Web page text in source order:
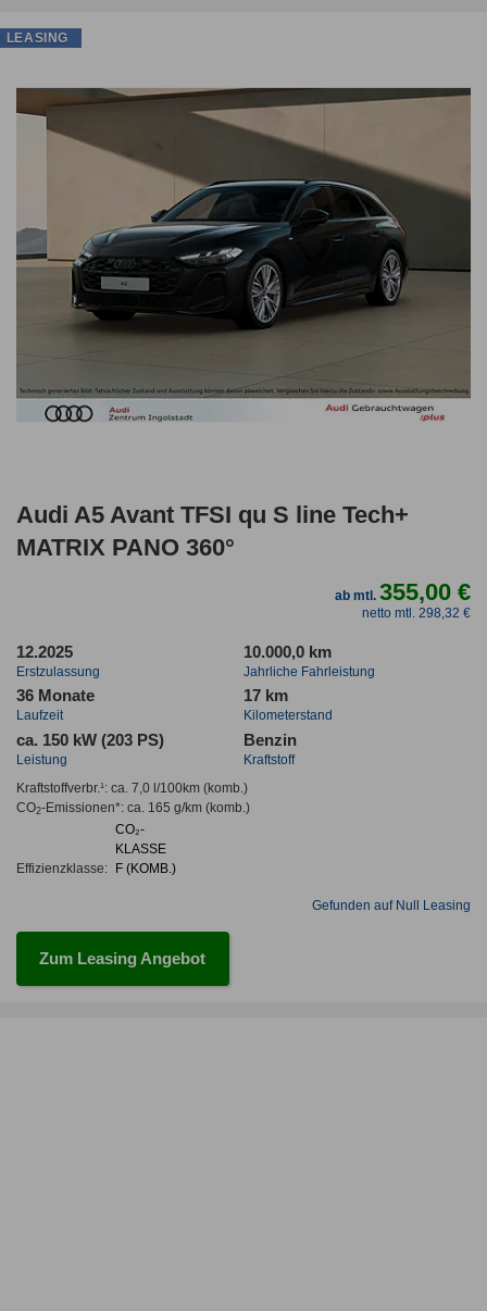
Audi A5 Avant TFSI qu S line Tech+
MATRIX PANO 360°
ab mtl.355,00 €
netto mtl. 298,32 €
12.2025
Erstzulassung
10.000,0 km
Jahrliche Fahrleistung
36 Monate
Laufzeit
17 km
Kilometerstand
ca. 150 kW (203 PS)
Leistung
Benzin
Kraftstoff
Kraftstoffverbr.¹: ca. 7,0 l/100km(komb.)
CO2-Emissionen*: ca. 165 g/km(komb.)
Effizienzklasse:
CO₂-
KLASSE
F (KOMB.)
Gefunden auf Null Leasing
Zum Leasing Angebot
LEASING